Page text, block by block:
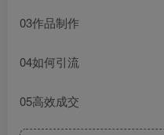
03作品制作
04如何引流
05高效成交